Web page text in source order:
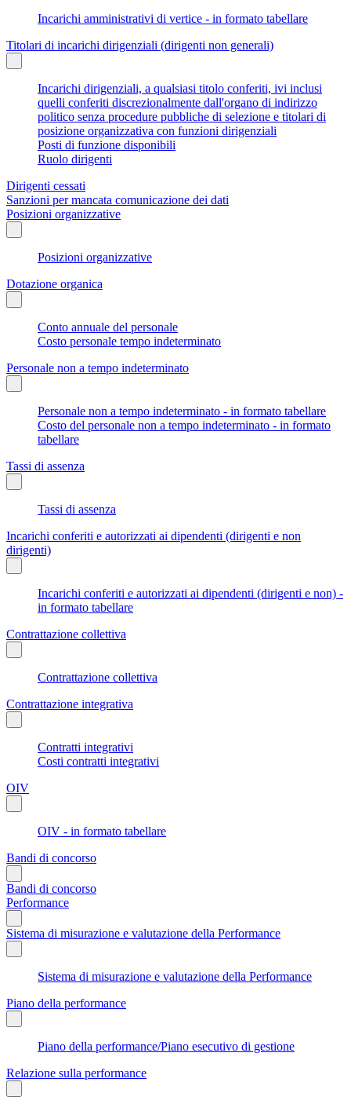
Incarichi amministrativi di vertice - in formato tabellare
Titolari di incarichi dirigenziali (dirigenti non generali)
Incarichi dirigenziali, a qualsiasi titolo conferiti, ivi inclusi
quelli conferiti discrezionalmente dall'organo di indirizzo
politico senza procedure pubbliche di selezione e titolari di
posizione organizzativa con funzioni dirigenziali
Posti di funzione disponibili
Ruolo dirigenti
Dirigenti cessati
Sanzioni per mancata comunicazione dei dati
Posizioni organizzative
Posizioni organizzative
Dotazione organica
Conto annuale del personale
Costo personale tempo indeterminato
Personale non a tempo indeterminato
Personale non a tempo indeterminato - in formato tabellare
Costo del personale non a tempo indeterminato - in formato
tabellare
Tassi di assenza
Tassi di assenza
Incarichi conferiti e autorizzati ai dipendenti (dirigenti e non
dirigenti)
Incarichi conferiti e autorizzati ai dipendenti (dirigenti e non) -
in formato tabellare
Contrattazione collettiva
Contrattazione collettiva
Contrattazione integrativa
Contratti integrativi
Costi contratti integrativi
OIV
OIV - in formato tabellare
Bandi di concorso
Bandi di concorso
Performance
Sistema di misurazione e valutazione della Performance
Sistema di misurazione e valutazione della Performance
Piano della performance
Piano della performance/Piano esecutivo di gestione
Relazione sulla performance